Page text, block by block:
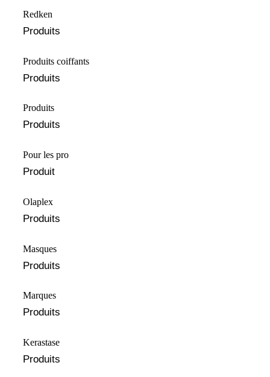
⁠⁠Redken
Produits
Produits coiffants
Produits
Produits
Produits
Pour les pro
Produit
Olaplex
Produits
Masques
Produits
Marques
Produits
⁠⁠Kerastase
Produits